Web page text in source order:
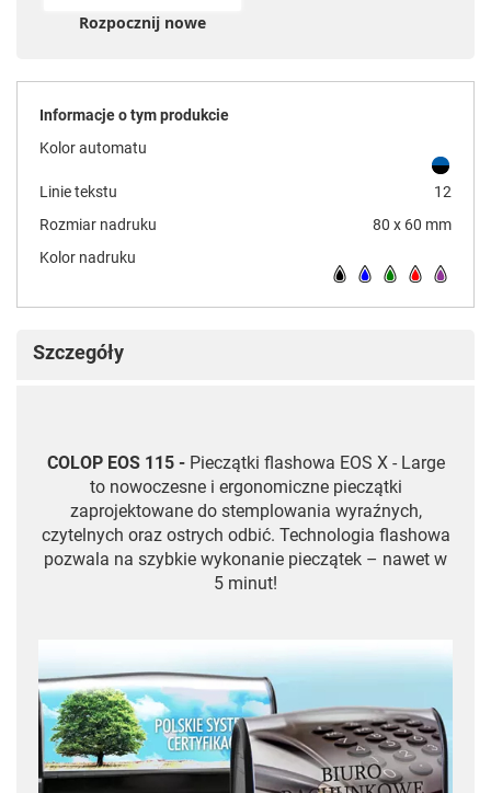
Rozpocznij nowe
Informacje o tym produkcie
Kolor automatu
Linie tekstu
12
Rozmiar nadruku
80 x 60 mm
Kolor nadruku
Szczegóły
COLOP EOS 115 -Pieczątki flashowa EOS X - Large
to nowoczesne i ergonomiczne pieczątki
zaprojektowane do stemplowania wyraźnych,
czytelnych oraz ostrych odbić. Technologia flashowa
pozwala na szybkie wykonanie pieczątek – nawet w
5 minut!